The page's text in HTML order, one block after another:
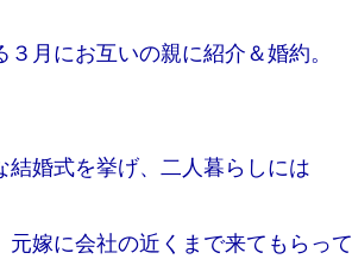
月にお互いの親に紹介＆婚約。
婚式を挙げ、二人暮らしには
嫁に会社の近くまで来てもらって